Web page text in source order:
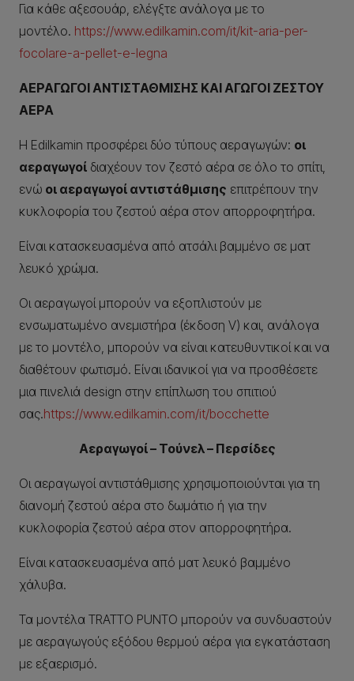
Για κάθε αξεσουάρ, ελέγξτε ανάλογα με το
μοντέλο. https://www.edilkamin.com/it/kit-aria-per-
focolare-a-pellet-e-legna
ΑΕΡΑΓΩΓΟΙ ΑΝΤΙΣΤΑΘΜΙΣΗΣ ΚΑΙ ΑΓΩΓΟΙ ΖΕΣΤΟΥ
ΑΕΡΑ
Η Edilkamin προσφέρει δύο τύπους αεραγωγών: οι
αεραγωγοί διαχέουν τον ζεστό αέρα σε όλο το σπίτι,
ενώ οι αεραγωγοί αντιστάθμισης επιτρέπουν την
κυκλοφορία του ζεστού αέρα στον απορροφητήρα.
Είναι κατασκευασμένα από ατσάλι βαμμένο σε ματ
λευκό χρώμα.
Οι αεραγωγοί μπορούν να εξοπλιστούν με
ενσωματωμένο ανεμιστήρα (έκδοση V) και, ανάλογα
με το μοντέλο, μπορούν να είναι κατευθυντικοί και να
διαθέτουν φωτισμό. Είναι ιδανικοί για να προσθέσετε
μια πινελιά design στην επίπλωση του σπιτιού
σας.https://www.edilkamin.com/it/bocchette
Αεραγωγοί – Τούνελ – Περσίδες
Οι αεραγωγοί αντιστάθμισης χρησιμοποιούνται για τη
διανομή ζεστού αέρα στο δωμάτιο ή για την
κυκλοφορία ζεστού αέρα στον απορροφητήρα.
Είναι κατασκευασμένα από ματ λευκό βαμμένο
χάλυβα.
Τα μοντέλα TRATTO PUNTO μπορούν να συνδυαστούν
με αεραγωγούς εξόδου θερμού αέρα για εγκατάσταση
με εξαερισμό.